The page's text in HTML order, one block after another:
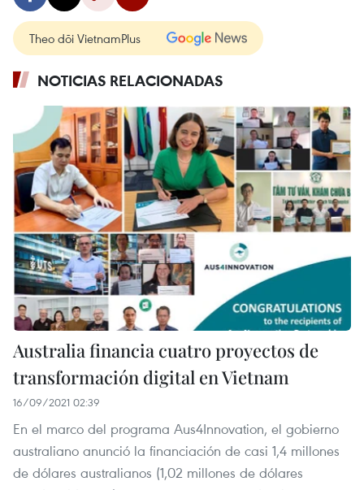
Theo dõi VietnamPlus
NOTICIAS RELACIONADAS
Australia financia cuatro proyectos de
transformación digital en Vietnam
16/09/2021 02:39
En el marco del programa Aus4Innovation, el gobierno
australiano anunció la financiación de casi 1,4 millones
de dólares australianos (1,02 millones de dólares